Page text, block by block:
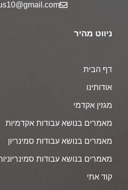
ניווט מהיר
דף הבית
אודותינו
מגזין אקדמי
מאמרים בנושא עבודות אקדמיות
מאמרים בנושא עבודות סמינריון
מאמרים בנושא עבודות
קוד אתי